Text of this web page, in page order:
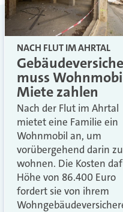
NACH FLUT IM AHRTAL
muss
Miete zahlen
Nach der Flut im Ahrtal
mietet eine Familie ein
Wohnmobil an, um
vorübergehend darin zu
wohnen. Die Kosten
Höhe von 86.400 Euro
fordert sie von ihrem